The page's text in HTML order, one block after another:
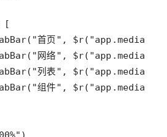
( "首页" , $r(
( "网络" , $r(
( "列表" , $r(
( "组件" , $r(